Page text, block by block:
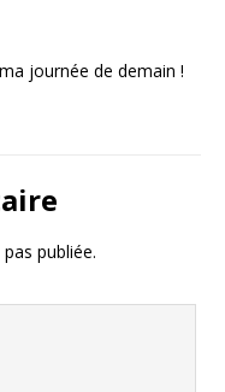
journée de demain !
publiée.